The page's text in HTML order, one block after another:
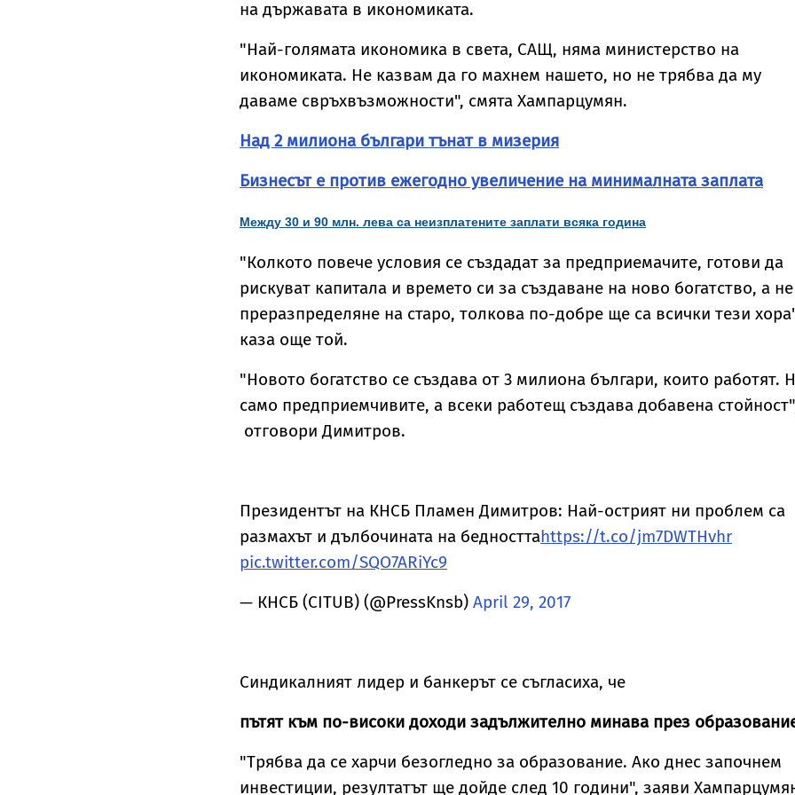
на държавата в икономиката.
"Най-голямата икономика в света, САЩ, няма министерство на
икономиката. Не казвам да го махнем нашето, но не трябва да му
даваме свръхвъзможности", смята Хампарцумян.
Над 2 милиона българи тънат в мизерия
Бизнесът е против ежегодно увеличение на минималната заплата
Между 30 и 90 млн. лева са неизплатените заплати всяка година
"Колкото повече условия се създадат за предприемачите, готови да
рискуват капитала и времето си за създаване на ново богатство, а
преразпределяне на старо, толкова по-добре ще са всички тези
каза още той.
"Новото богатство се създава от 3 милиона българи, които работят.
само предприемчивите, а всеки работещ създава добавена
отговори Димитров.
Президентът на КНСБ Пламен Димитров: Най-острият ни проблем са
размахът и дълбочината на бедносттаhttps://t.co/jm7DWTHvhr
pic.twitter.com/SQO7ARiYc9
— КНСБ (CITUB) (@PressKnsb) April 29, 2017
Синдикалният лидер и банкерът се съгласиха, че
пътят към по-високи доходи задължително минава през
"Трябва да се харчи безогледно за образование. Ако днес започнем
инвестиции, резултатът ще дойде след 10 години", заяви